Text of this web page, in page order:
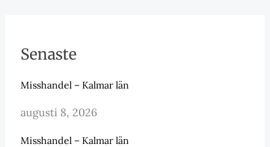
Senaste
Misshandel – Kalmar län
augusti 8, 2026
Misshandel – Kalmar län